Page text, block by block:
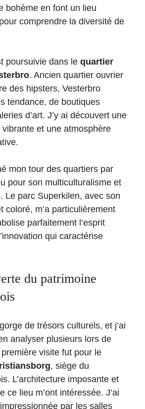
bohème en font un lieu
comprendre la diversité de
poursuivie dans le quartier
. Ancien quartier ouvrier
des hipsters, Vesterbro
tendance, de boutiques
d’art. J’y ai découvert une
et une atmosphère
mon tour des quartiers par
pour son multiculturalisme et
Le parc Superkilen, avec son
coloré, m’a particulièrement
parfaitement l’esprit
qui caractérise
du patrimoine
de trésors culturels, et j’ai
analyser plusieurs lors de
visite fut pour le
, siège du
L’architecture imposante et
ce lieu m’ont intéressée. J’ai
par les salles